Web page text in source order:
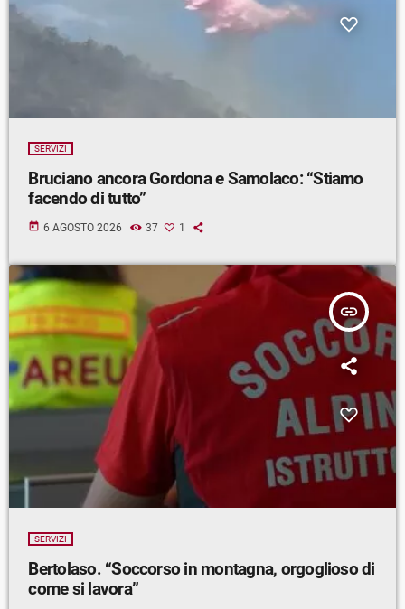
SERVIZI
Bruciano ancora Gordona e Samolaco: “Stiamo
facendo di tutto”
today 6 AGOSTO 2026 37 1
insert_link
SERVIZI
Bertolaso. “Soccorso in montagna, orgoglioso di
come si lavora”